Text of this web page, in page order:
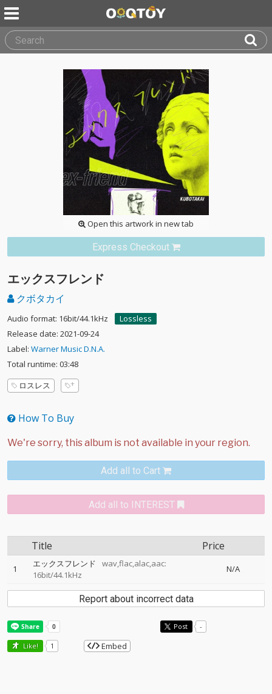
Open this artwork in new tab
Express Checkout
エックスフレンド
クボタカイ
Audio format: 16bit/44.1kHz
Lossless
Release date: 2021-09-24
Label: Warner Music D.N.A.
Total runtime: 03:48
ロスレス
How To Buy
Add all to Cart
Add all to INTEREST
Title Price
1 エックスフレンド
wav,flac,alac,aac:
16bit/44.1kHz
N/A
Report about incorrect data
Post -
Like! 1 Embed